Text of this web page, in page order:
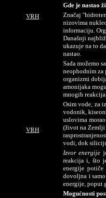
VRH
VRH
Gde je nastao
Značaj
nizovima
informaciju.
Današnji
ukazuje na to
nastao.
Sada možemo
neophodnim
organizmi
amonijaka
mnogih
Osim vode, za
vodonik,
uslovima
(život na Zemlji
vodi, dok
Izvor energije
reakcija i, što
energije
dovoljna i
energije, poput
Mogućnosti